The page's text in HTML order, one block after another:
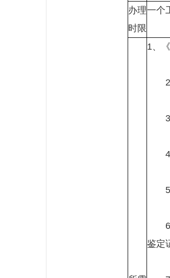
办理
时限
一个
1、
2、
3、
4、
5、
6、
鉴定